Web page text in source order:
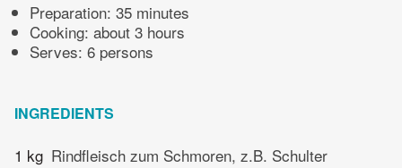
Preparation: 35 minutes
Cooking: about 3 hours
Serves: 6 persons
INGREDIENTS
1 kg Rindfleisch zum Schmoren, z.B. Schulter